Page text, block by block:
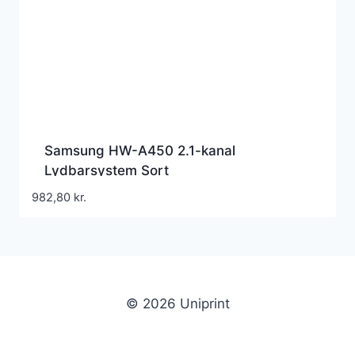
Samsung HW-A450 2.1-kanal
Lydbarsystem Sort
982,80 kr.
© 2026 Uniprint